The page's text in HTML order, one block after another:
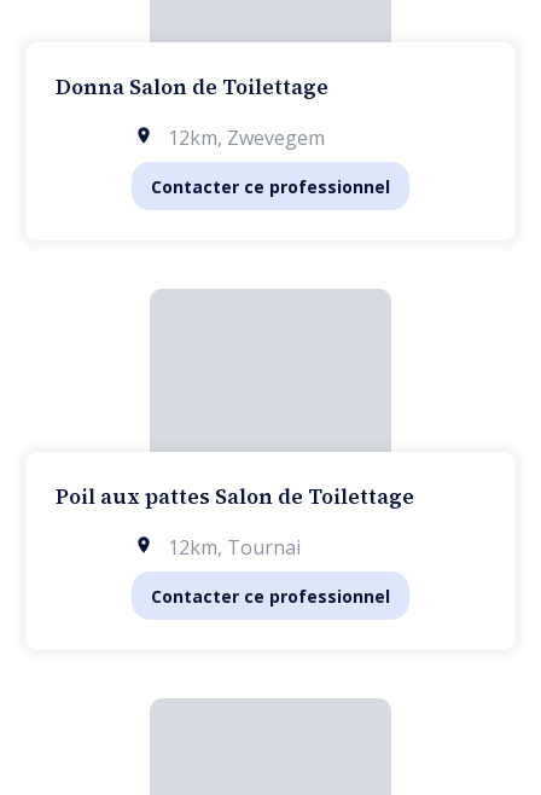
Donna Salon de Toilettage
12km, Zwevegem
Contacter ce professionnel
Poil aux pattes Salon de Toilettage
12km, Tournai
Contacter ce professionnel